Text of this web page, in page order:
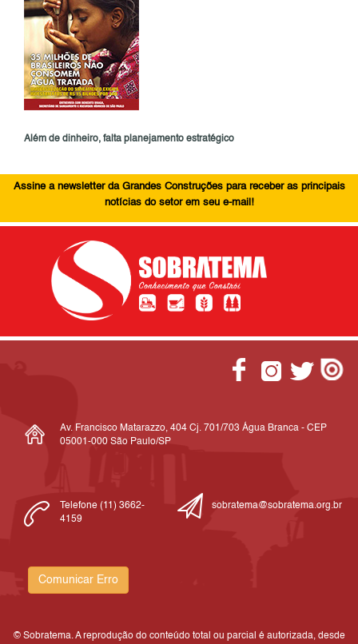
Além de dinheiro, falta planejamento estratégico
Assine a newsletter da Grandes Construções para receber as principais
notícias do setor em seu e-mail!
Av. Francisco Matarazzo, 404 Cj. 701/703 Água Branca - CEP
05001-000 São Paulo/SP
Telefone (11) 3662-
4159
sobratema@sobratema.org.br
Comunicar Erro
© Sobratema. A reprodução do conteúdo total ou parcial é autorizada, desde